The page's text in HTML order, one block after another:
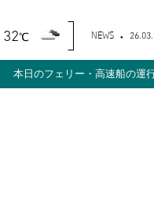
32℃ NEWS
本日のフェリー・高速船の運